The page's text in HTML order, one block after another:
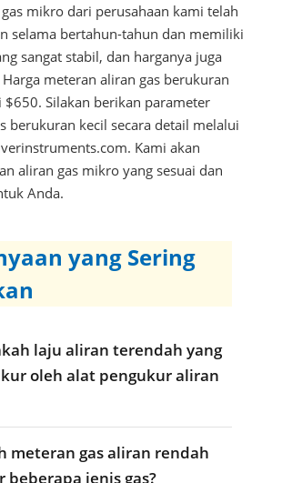
mikro dari perusahaan kami telah
selama bertahun-tahun dan memiliki
sangat stabil, dan harganya juga
meteran aliran gas berukuran
Silakan berikan parameter
berukuran kecil secara detail melalui
Kami akan
aliran gas mikro yang sesuai dan
Anda.
yang Sering
laju aliran terendah yang
oleh alat pengukur aliran
meteran gas aliran rendah
beberapa jenis gas?